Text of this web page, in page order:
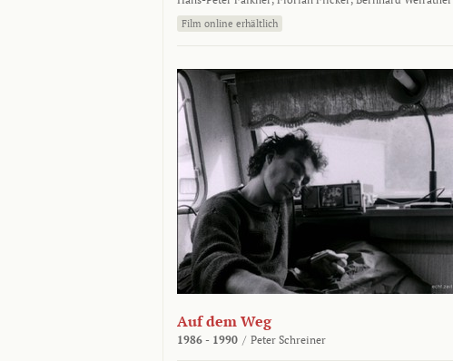
Film online erhältlich
Auf dem Weg
1986 - 1990 / Peter Schreiner